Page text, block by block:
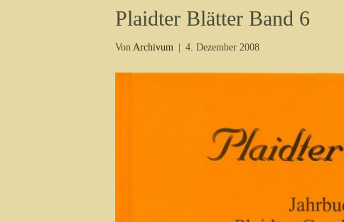
Plaidter Blätter Band 6
Von Archivum 4. Dezember 2008